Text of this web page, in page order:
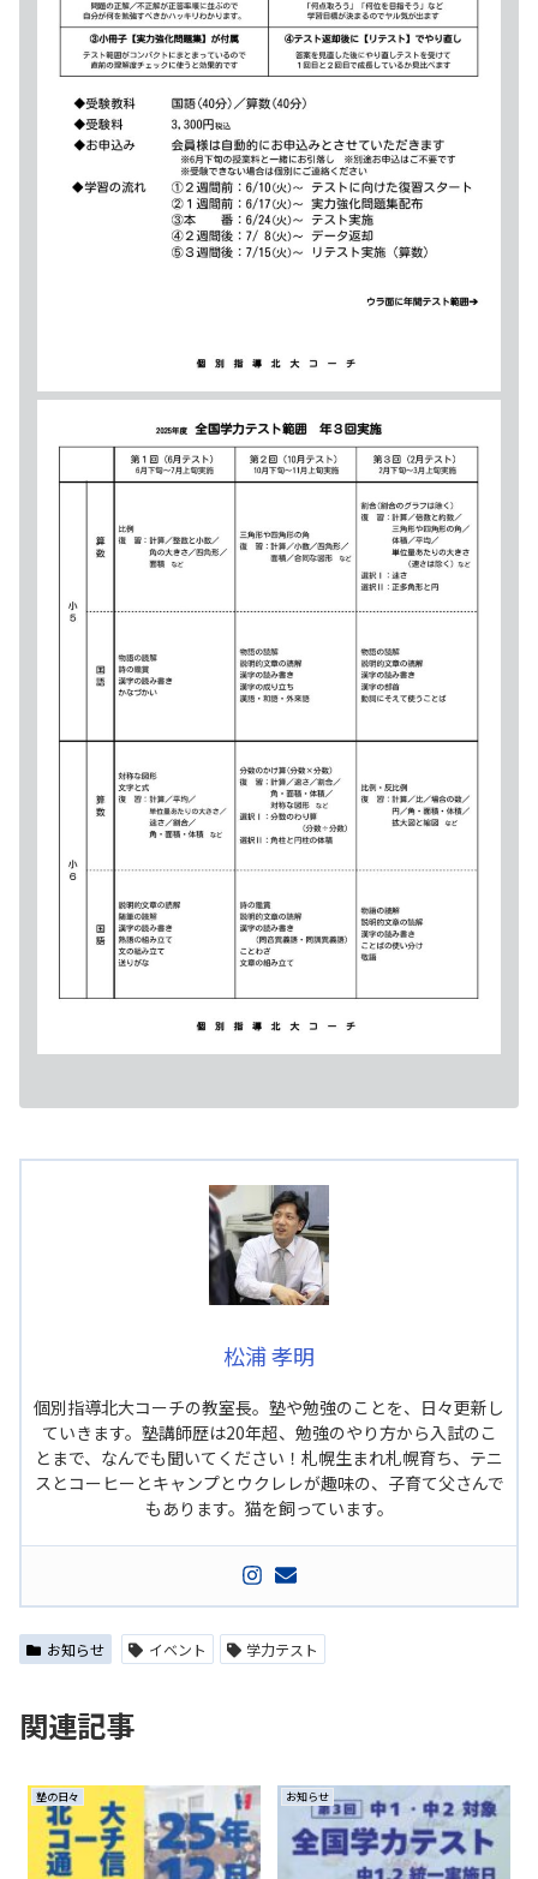
松浦 孝明
個別指導北大コーチの教室長。塾や勉強のことを、日々更新し
ていきます。塾講師歴は20年超、勉強のやり方から入試のこ
とまで、なんでも聞いてください！札幌生まれ札幌育ち、テニ
スとコーヒーとキャンプとウクレレが趣味の、子育て父さんで
もあります。猫を飼っています。
お知らせ イベント 学力テスト
関連記事
塾の日々 お知らせ